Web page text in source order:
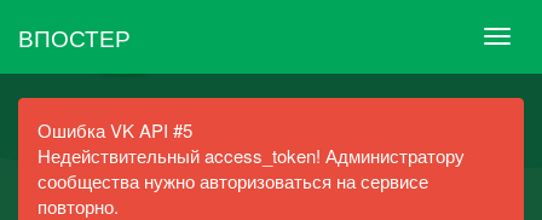
ВПОСТЕР
Ошибка VK API #5
Недействительный access_token! Администратору
сообщества нужно авторизоваться на сервисе
повторно.